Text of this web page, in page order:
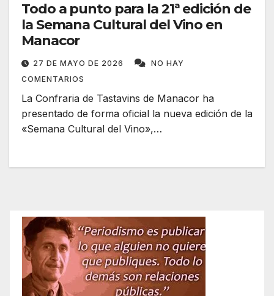
Todo a punto para la 21ª edición de
la Semana Cultural del Vino en
Manacor
27 DE MAYO DE 2026
NO HAY
COMENTARIOS
La Confraria de Tastavins de Manacor ha
presentado de forma oficial la nueva edición de la
«Semana Cultural del Vino»,…